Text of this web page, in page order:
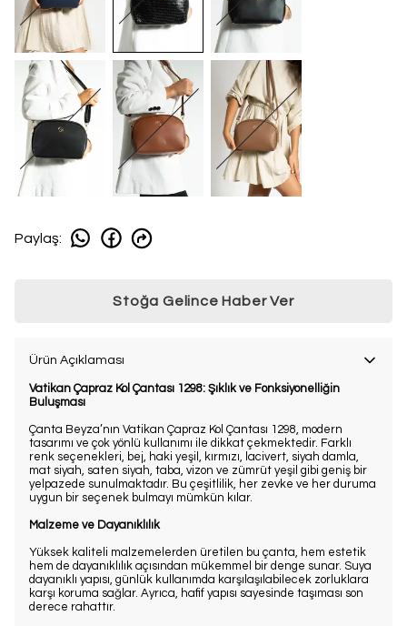
Paylaş:
Stoğa Gelince Haber Ver
Ürün Açıklaması
Vatikan Çapraz Kol Çantası 1298: Şıklık ve Fonksiyonelliğin
Buluşması
Çanta Beyza’nın Vatikan Çapraz Kol Çantası 1298, modern
tasarımı ve çok yönlü kullanımı ile dikkat çekmektedir. Farklı
renk seçenekleri, bej, haki yeşil, kırmızı, lacivert, siyah damla,
mat siyah, saten siyah, taba, vizon ve zümrüt yeşil gibi geniş bir
yelpazede sunulmaktadır. Bu çeşitlilik, her zevke ve her duruma
uygun bir seçenek bulmayı mümkün kılar.
Malzeme ve Dayanıklılık
Yüksek kaliteli malzemelerden üretilen bu çanta, hem estetik
hem de dayanıklılık açısından mükemmel bir denge sunar. Suya
dayanıklı yapısı, günlük kullanımda karşılaşılabilecek zorluklara
karşı koruma sağlar. Ayrıca, hafif yapısı sayesinde taşıması son
derece rahattır.